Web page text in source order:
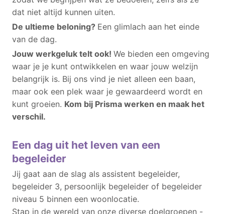
dat niet altijd kunnen uiten.
De ultieme beloning? Een glimlach aan het einde
van de dag.
Jouw werkgeluk telt ook! We bieden een omgeving
waar je je kunt ontwikkelen en waar jouw welzijn
belangrijk is. Bij ons vind je niet alleen een baan,
maar ook een plek waar je gewaardeerd wordt en
kunt groeien. Kom bij Prisma werken en maak het
verschil.
Een dag uit het leven van een
begeleider
Jij gaat aan de slag als assistent begeleider,
begeleider 3, persoonlijk begeleider of begeleider
niveau 5 binnen een woonlocatie.
Stap in de wereld van onze diverse doelgroepen -